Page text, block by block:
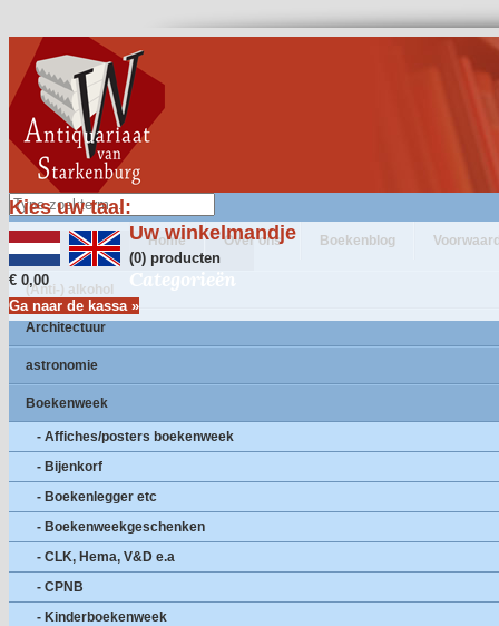
Kies uw taal:
Uw winkelmandje
(0) producten
€ 0,00
Ga naar de kassa »
Home Over ons Boekenblog
Categorieën
(Anti-) alkohol
Architectuur
astronomie
Boekenweek
- Affiches/posters boekenweek
- Bijenkorf
- Boekenlegger etc
- Boekenweekgeschenken
- CLK, Hema, V&D e.a
- CPNB
- Kinderboekenweek